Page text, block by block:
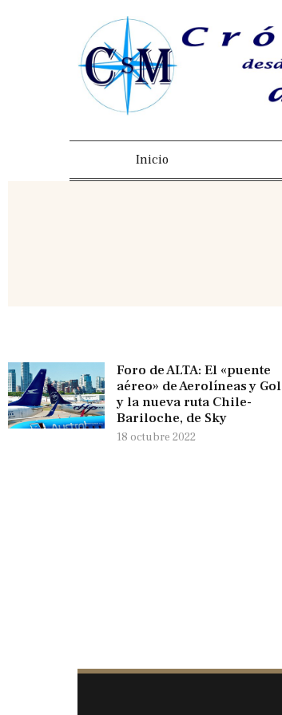
Inicio
Foro de ALTA: El «puente
aéreo» de Aerolíneas y Gol
y la nueva ruta Chile-
Bariloche, de Sky
18 octubre 2022